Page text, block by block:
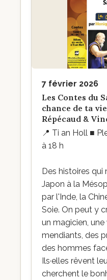
7 février 2026
Les Contes du
chance de ta
Répécaud &
📍 Ti an Holl ■
à 18 h
Des histoires
Japon à la
par l'Inde, la
Soie. On peut y
un magicien,
mendiants, des
des hommes
Ils·elles rêvent
cherchent le